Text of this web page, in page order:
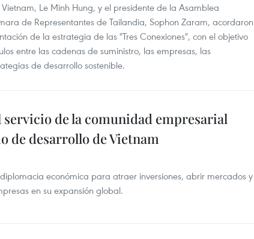
Le Minh Hung, y el presidente de la Asamblea
de Representantes de Tailandia, Sophon Zaram, acordaron
de la estrategia de las "Tres Conexiones", con el objetivo
entre las cadenas de suministro, las empresas, las
de desarrollo sostenible.
de la comunidad empresarial
de desarrollo de Vietnam
económica para atraer inversiones, abrir mercados y
en su expansión global.